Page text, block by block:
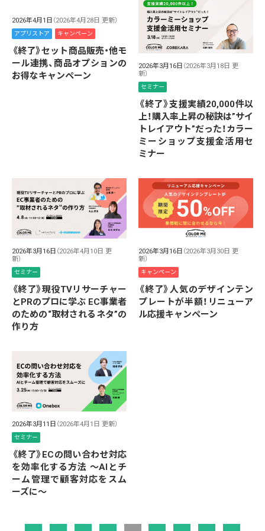
2026年4月1日 （2026年4月28日 更新）
アプリストア キャンペーン
《終了》セット商品販売・他モ
ール連携、商品オプションの
お得なキャンペーン
2026年3月16日 （2026年3月18日 更
新）
セミナー
《終了》支援実績20,000件以
上！購入率上昇の秘訣は”サイ
トレイアウト”だった！カラー
ミーショップ支援金活用セ
ミナー
2026年3月16日 （2026年4月10日 更
新）
セミナー
《終了》現役TVリサーチャー
とPRのプロに学ぶ EC事業者
のための“取材されるネタ”の
作り方
2026年3月16日 （2026年3月30日 更
新）
キャンペーン
《終了》人気のデザインテン
プレートが半額！リニューア
ル応援キャンペーン
2026年3月11日 （2026年4月1日 更新）
セミナー
《終了》ECの問い合わせ対応
を効率化する方法 ～AIとチ
ーム管理で顧客対応をスム
ーズに～